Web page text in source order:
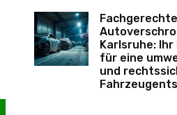
Fachgerechte
Karlsruhe:
für eine
und